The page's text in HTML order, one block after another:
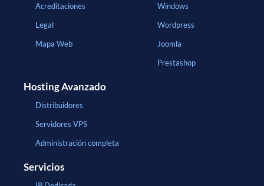
Acreditaciones
Legal
Mapa Web
Windows
Wordpress
Joomla
Prestashop
Hosting Avanzado
Distribuidores
Servidores VPS
Administración completa
Servicios